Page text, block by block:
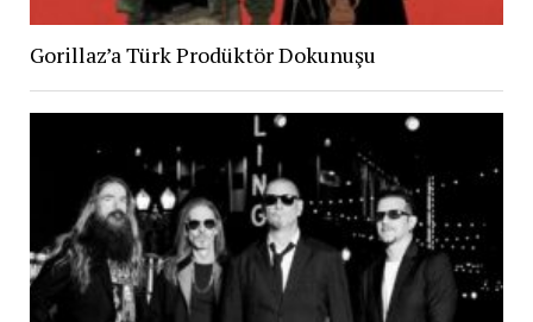
Gorillaz’a Türk Prodüktör Dokunuşu